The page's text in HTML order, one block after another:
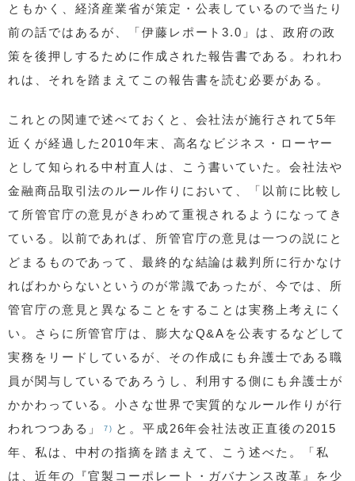
ともかく、経済産業省が策定・公表しているので当たり
前の話ではあるが、「伊藤レポート3.0」は、政府の政
策を後押しするために作成された報告書である。われわ
れは、それを踏まえてこの報告書を読む必要がある。
これとの関連で述べておくと、会社法が施行されて5年
近くが経過した2010年末、高名なビジネス・ローヤー
として知られる中村直人は、こう書いていた。会社法や
金融商品取引法のルール作りにおいて、「以前に比較し
て所管官庁の意見がきわめて重視されるようになってき
ている。以前であれば、所管官庁の意見は一つの説にと
どまるものであって、最終的な結論は裁判所に行かなけ
ればわからないというのが常識であったが、今では、所
管官庁の意見と異なることをすることは実務上考えにく
い。さらに所管官庁は、膨大なQ&Aを公表するなどして
実務をリードしているが、その作成にも弁護士である職
員が関与しているであろうし、利用する側にも弁護士が
かかわっている。小さな世界で実質的なルール作りが行
われつつある」
7)
と。平成26年会社法改正直後の2015
年、私は、中村の指摘を踏まえて、こう述べた。「私
は、近年の『官製コーポレート・ガバナンス改革』を少